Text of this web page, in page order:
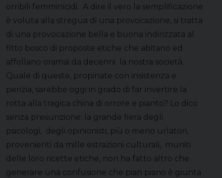
orribili femminicidi. A dire il vero la semplificazione
è voluta alla stregua di una provocazione, si tratta
di una provocazione bella e buona indirizzata al
fitto bosco di proposte etiche che abitano ed
affollano oramai da decenni la nostra società.
Quale di queste, propinate con insistenza e
perizia, sarebbe oggi in grado di far invertire la
rotta alla tragica china di orrore e pianto? Lo dico
senza presunzione: la grande fiera degli
psicologi, degli opinionisti, più o meno urlatori,
provenienti da mille estrazioni culturali, muniti
delle loro ricette etiche, non ha fatto altro che
generare una confusione che pian piano è giunta